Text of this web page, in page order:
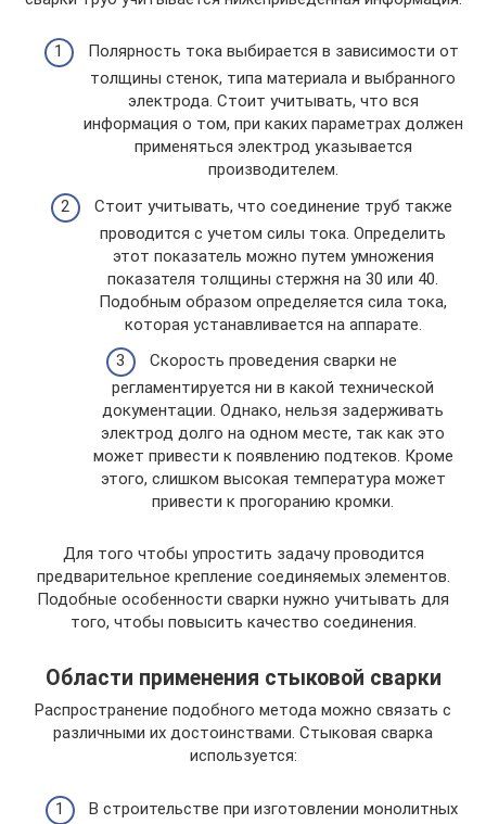
Полярность тока выбирается в зависимости от
толщины стенок, типа материала и выбранного
электрода. Стоит учитывать, что вся
информация о том, при каких параметрах должен
применяться электрод указывается
производителем.
Стоит учитывать, что соединение труб также
проводится с учетом силы тока. Определить
этот показатель можно путем умножения
показателя толщины стержня на 30 или 40.
Подобным образом определяется сила тока,
которая устанавливается на аппарате.
Скорость проведения сварки не
регламентируется ни в какой технической
документации. Однако, нельзя задерживать
электрод долго на одном месте, так как это
может привести к появлению подтеков. Кроме
этого, слишком высокая температура может
привести к прогоранию кромки.
Для того чтобы упростить задачу проводится
предварительное крепление соединяемых элементов.
Подобные особенности сварки нужно учитывать для
того, чтобы повысить качество соединения.
Области применения стыковой сварки
Распространение подобного метода можно связать с
различными их достоинствами. Стыковая сварка
используется:
В строительстве при изготовлении монолитных